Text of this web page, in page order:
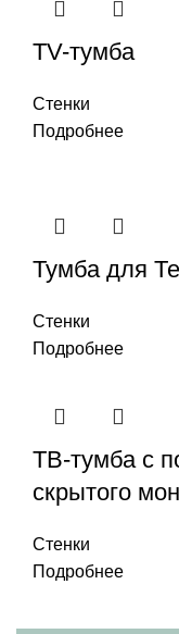
TV-тумба
Стенки
Подробнее
Тумба для
Стенки
Подробнее
ТВ-тумба с
скрытого
Стенки
Подробнее